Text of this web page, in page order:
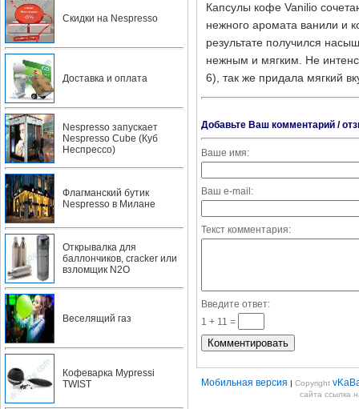
Скидки на Nespresso
Доставка и оплата
Nespresso запускает
Nespresso Cube (Куб
Неспрессо)
Флагманский бутик
Nespresso в Милане
Открывалка для
баллончиков, cracker или
взломщик N2O
Веселящий газ
Кофеварка Mypressi
TWIST
Капсулы кофе Vanilio
нежного аромата ванили и
результате получился
нежным и мягким. Не
6), так же придала мягкий
Добавьте Ваш комментарий /
Ваше имя:
Ваш e-mail:
Текст комментария:
Введите ответ:
1 + 11 =
Мобильная версия | Copyright
сайта ссылка